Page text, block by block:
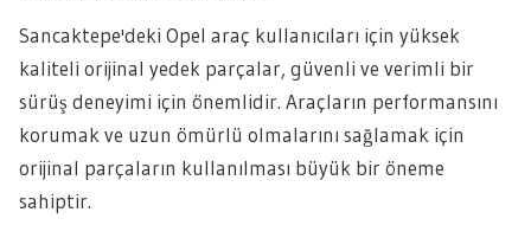
Sancaktepe'deki Opel araç kullanıcıları için yüksek
kaliteli orijinal yedek parçalar, güvenli ve verimli bir
sürüş deneyimi için önemlidir. Araçların performansını
korumak ve uzun ömürlü olmalarını sağlamak için
orijinal parçaların kullanılması büyük bir öneme
sahiptir.